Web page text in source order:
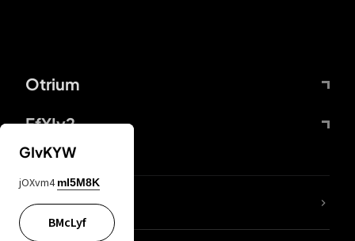
Otrium
FfYIy2
ZbBJcb
GIvKYW
jOXvm4 mI5M8K
BMcLyf